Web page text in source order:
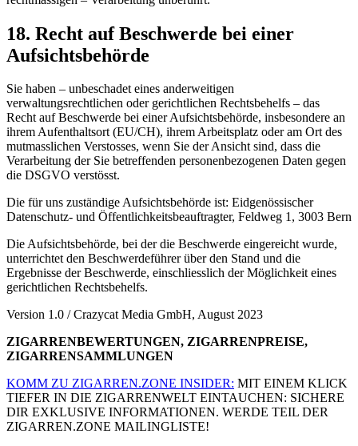
18. Recht auf Beschwerde bei einer
Aufsichtsbehörde
Sie haben – unbeschadet eines anderweitigen
verwaltungsrechtlichen oder gerichtlichen Rechtsbehelfs – das
Recht auf Beschwerde bei einer Aufsichtsbehörde, insbesondere an
ihrem Aufenthaltsort (EU/CH), ihrem Arbeitsplatz oder am Ort des
mutmasslichen Verstosses, wenn Sie der Ansicht sind, dass die
Verarbeitung der Sie betreffenden personenbezogenen Daten gegen
die DSGVO verstösst.
Die für uns zuständige Aufsichtsbehörde ist: Eidgenössischer
Datenschutz- und Öffentlichkeitsbeauftragter, Feldweg 1, 3003 Bern
Die Aufsichtsbehörde, bei der die Beschwerde eingereicht wurde,
unterrichtet den Beschwerdeführer über den Stand und die
Ergebnisse der Beschwerde, einschliesslich der Möglichkeit eines
gerichtlichen Rechtsbehelfs.
Version 1.0 / Crazycat Media GmbH, August 2023
ZIGARRENBEWERTUNGEN, ZIGARRENPREISE,
ZIGARRENSAMMLUNGEN
KOMM ZU ZIGARREN.ZONE INSIDER: MIT EINEM KLICK
TIEFER IN DIE ZIGARRENWELT EINTAUCHEN: SICHERE
DIR EXKLUSIVE INFORMATIONEN. WERDE TEIL DER
ZIGARREN.ZONE MAILINGLISTE!